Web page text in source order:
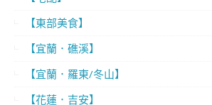
【東部美食】
【宜蘭．礁溪】
【宜蘭．羅東/冬山】
【花蓮．吉安】